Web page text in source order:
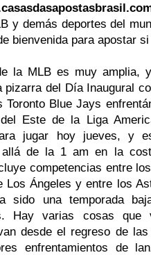
y demás deportes del
bienvenida para apostar
la MLB es muy amplia,
del Día Inaugural
Toronto Blue Jays
Este de la Liga
jugar hoy jueves, y
allá de la 1 am en la
competencias entre
Los Ángeles y entre los
sido una temporada
Hay varias cosas
desde el regreso de
enfrentamientos de